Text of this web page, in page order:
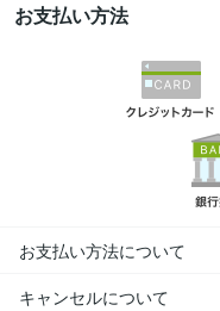
お支払い方法
お支払い方法について
キャンセルについて